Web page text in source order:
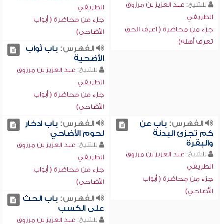
للشيخ: عبد العزيز بن مرزوق
الطريفي
جزء من محاضرة ( اعرف الحق
تعرف أهله)
الطريفي
جزء من محاضرة ( أبواب
الأضاحي)
الفهرس: باب ثواب
الأضحية
للشيخ: عبد العزيز بن مرزوق
الطريفي
جزء من محاضرة ( أبواب
الأضاحي)
الفهرس: باب عن
كم تجزئ البدنة
والبقرة
للشيخ: عبد العزيز بن مرزوق
الطريفي
جزء من محاضرة ( أبواب
الأضاحي)
الفهرس: باب ادخار
لحوم الأضاحي
للشيخ: عبد العزيز بن مرزوق
الطريفي
جزء من محاضرة ( أبواب
الأضاحي)
الفهرس: باب الحث
على الكسب
للشيخ: عبد العزيز بن مرزوق